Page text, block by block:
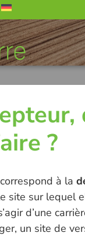
?
à la
site sur lequel
d’une
un site de